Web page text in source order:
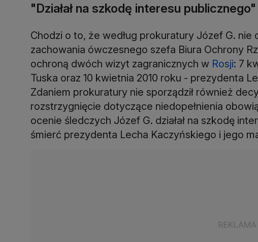
"Działał na szkodę interesu publicznego"
Chodzi o to, że według prokuratury Józef G. nie
zachowania ówczesnego szefa Biura Ochrony
ochroną dwóch wizyt zagranicznych w Rosji: 7
Tuska oraz 10 kwietnia 2010 roku - prezydenta
Zdaniem prokuratury nie sporządził również
rozstrzygnięcie dotyczące niedopełnienia
ocenie śledczych Józef G. działał na szkodę
śmierć prezydenta Lecha Kaczyńskiego i jego